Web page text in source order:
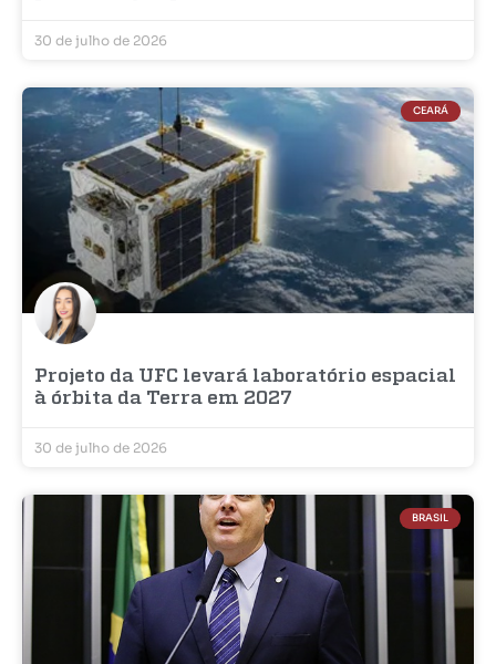
30 de julho de 2026
CEARÁ
Projeto da UFC levará laboratório espacial
à órbita da Terra em 2027
30 de julho de 2026
BRASIL